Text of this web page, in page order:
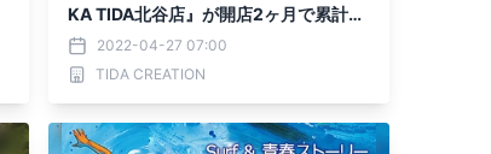
KA TIDA北谷店』が開店2ヶ月で累計来
店数1,000人突破！
2022-04-27 07:00
TIDA CREATION